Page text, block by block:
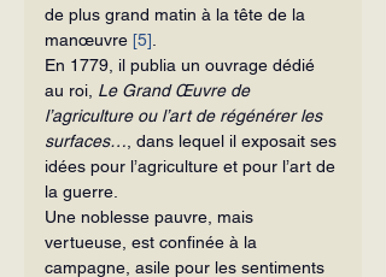
de plus grand matin à la tête de la
manœuvre [5]
En 1779, il publia un ouvrage dédié
au roi, Le Grand Œuvre de
l’agriculture ou l’art de régénérer les
surfaces… , dans lequel il exposait ses
idées pour l’agriculture et pour l’art de
la guerre.
Une noblesse pauvre, mais
vertueuse, est confinée à la
campagne, asile pour les sentiments